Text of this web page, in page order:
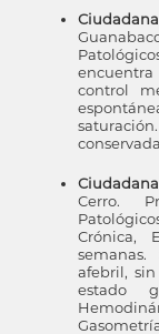
control
Cerro.
Crónica,
afebril,
estado